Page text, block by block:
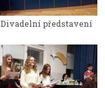
Divadelní představení